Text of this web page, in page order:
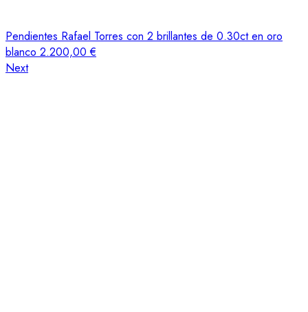
Pendientes Rafael Torres con 2 brillantes de 0.30ct en oro
blanco 2.200,00€
Next